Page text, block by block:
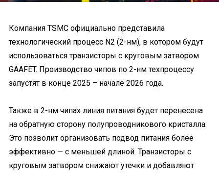
Компания TSMC официально представила
технологический процесс N2 (2-нм), в котором будут
использоваться транзисторы с круговым затвором
GAAFET. Производство чипов по 2-нм техпроцессу
запустят в конце 2025 – начале 2026 года.
Также в 2-нм чипах линия питания будет перенесена
на обратную сторону полупроводникового кристалла.
Это позволит организовать подвод питания более
эффективно — с меньшей длиной. Транзисторы с
круговым затвором снижают утечки и добавляют